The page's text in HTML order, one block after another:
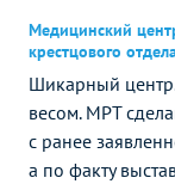
Медицинский
крестцового
Шикарный
весом. МРТ
с ранее
а по факту